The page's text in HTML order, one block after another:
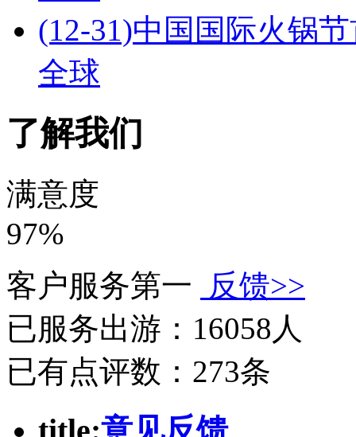
(12-31)中国国际火锅
全球
了解我们
满意度
97%
客户服务第一
反馈>>
已服务出游： 16058人
已有点评数： 273条